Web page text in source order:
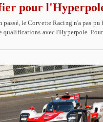
pour
passé, le Corvette Racing n'a pas pu
qualifications avec l'Hyperpole. Pour